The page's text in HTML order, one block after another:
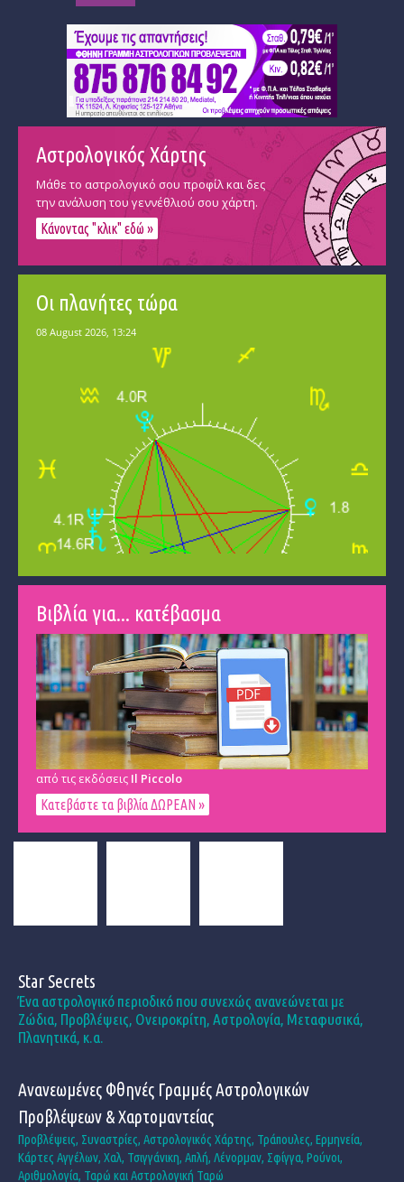
Αστρολογικός Χάρτης
Μάθε το αστρολογικό σου προφίλ και δες
την ανάλυση του γεννέθλιού σου χάρτη.
Κάνοντας "κλικ" εδώ »
Οι πλανήτες τώρα
Βιβλία για... κατέβασμα
από τις εκδόσεις Il Piccolo
Κατεβάστε τα βιβλία ΔΩΡΕΑΝ »
Star Secrets
Ένα αστρολογικό περιοδικό που συνεχώς ανανεώνεται με
Ζώδια, Προβλέψεις, Ονειροκρίτη, Αστρολογία, Μεταφυσικά,
Πλανητικά, κ.α.
Ανανεωμένες Φθηνές Γραμμές Αστρολογικών
Προβλέψεων & Χαρτομαντείας
Προβλέψεις, Συναστρίες, Αστρολογικός Χάρτης, Τράπουλες, Ερμηνεία,
Κάρτες Αγγέλων, Χαλ, Τσιγγάνικη, Απλή, Λένορμαν, Σφίγγα, Ρούνοι,
Αριθμολογία, Ταρώ και Αστρολογική Ταρώ